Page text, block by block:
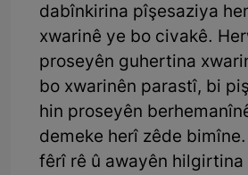
dabînkirina pîşesaziya
xwarinê ye bo civakê.
proseyên guhertina
bo xwarinên parastî, bi
hin proseyên
demeke herî zêde
fêrî rê û awayên hilgirtina